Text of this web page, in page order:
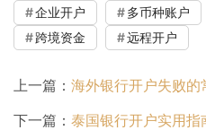
企业开户 多币种账户
跨境资金
远程开户
上一篇： 海外银行开户失败的常
下一篇： 泰国银行开户实用指南